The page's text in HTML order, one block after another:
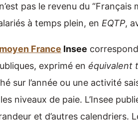
pas le revenu du
à temps plein, en EQTP,
France Insee
exprimé en équivalent
sur l’année ou une activité
niveaux de paie. L’Insee
et d’autres calendriers.